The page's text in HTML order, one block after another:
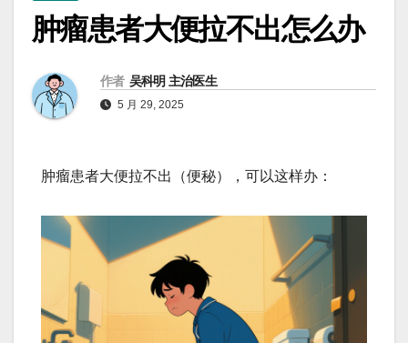
肿瘤患者大便拉不出怎么办
作者 吴科明 主治医生
5 月 29, 2025
肿瘤患者大便拉不出（便秘），可以这样办：